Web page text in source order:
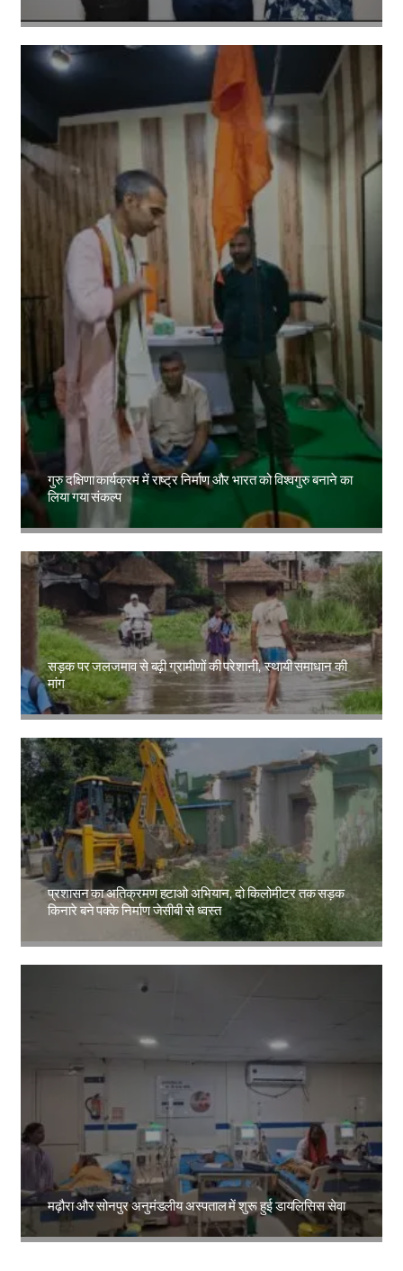
Amit Lekh
गुरु दक्षिणा कार्यक्रम में राष्ट्र निर्माण और भारत को विश्वगुरु बनाने का
लिया गया संकल्प
सड़क पर जलजमाव से बढ़ी ग्रामीणों की परेशानी, स्थायी समाधान की
मांग
Amit Lekh
प्रशासन का अतिक्रमण हटाओ अभियान, दो किलोमीटर तक सड़क
किनारे बने पक्के निर्माण जेसीबी से ध्वस्त
मढ़ौरा और सोनपुर अनुमंडलीय अस्पताल में शुरू हुई डायलिसिस सेवा
Amit Lekh